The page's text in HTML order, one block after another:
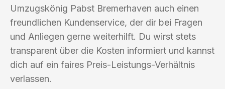
Umzugskönig Pabst Bremerhaven auch einen
freundlichen Kundenservice, der dir bei Fragen
und Anliegen gerne weiterhilft. Du wirst stets
transparent über die Kosten informiert und kannst
dich auf ein faires Preis-Leistungs-Verhältnis
verlassen.